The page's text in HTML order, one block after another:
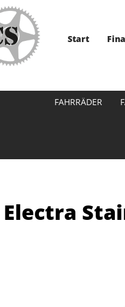
Start
FAHRRÄDER